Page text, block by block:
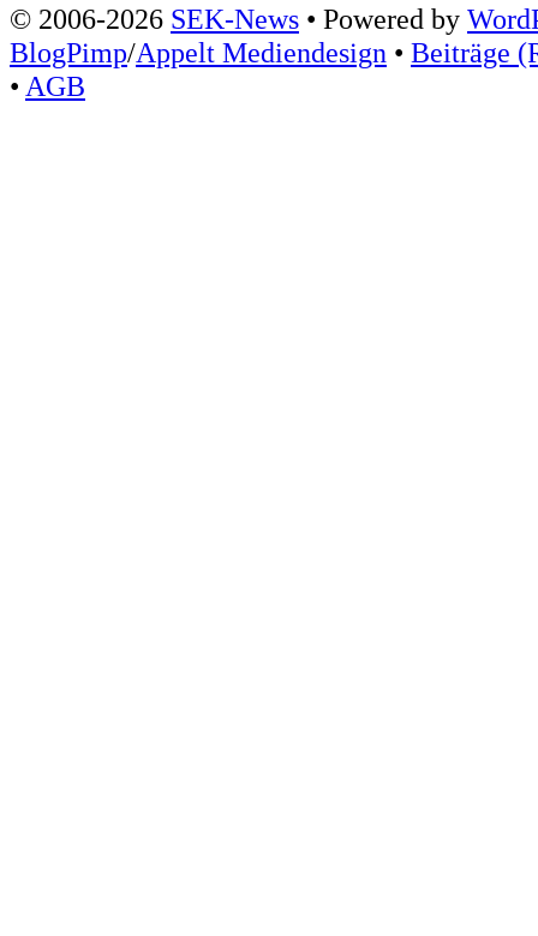
© 2006-2026 SEK-News • Powered by
BlogPimp/Appelt Mediendesign • Beiträge
• AGB